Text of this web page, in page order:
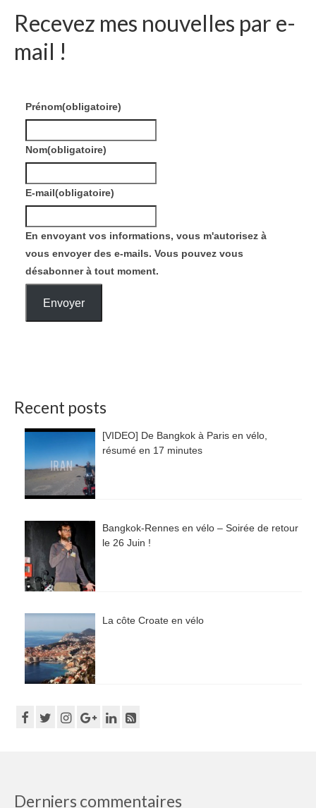
Recevez mes nouvelles par e-
mail !
Prénom(obligatoire)
Nom(obligatoire)
E-mail(obligatoire)
En envoyant vos informations, vous m'autorisez à
vous envoyer des e-mails. Vous pouvez vous
désabonner à tout moment.
Envoyer
Recent posts
[VIDEO] De Bangkok à Paris en vélo,
résumé en 17 minutes
Bangkok-Rennes en vélo – Soirée de retour
le 26 Juin !
La côte Croate en vélo
Derniers commentaires